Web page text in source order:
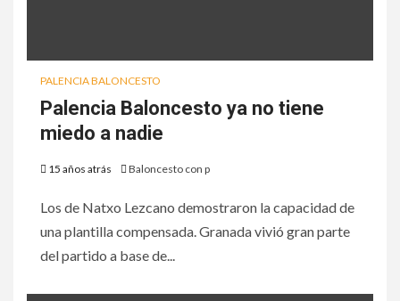
PALENCIA BALONCESTO
Palencia Baloncesto ya no tiene
miedo a nadie
15 años atrás Baloncesto con p
Los de Natxo Lezcano demostraron la capacidad de
una plantilla compensada. Granada vivió gran parte
del partido a base de...